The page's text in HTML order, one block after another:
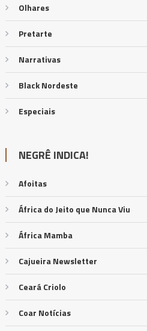
Olhares
Pretarte
Narrativas
Black Nordeste
Especiais
NEGRÊ INDICA!
Afoitas
África do Jeito que Nunca Viu
África Mamba
Cajueira Newsletter
Ceará Criolo
Coar Notícias